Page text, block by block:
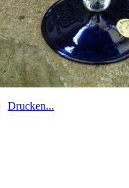
Drucken...